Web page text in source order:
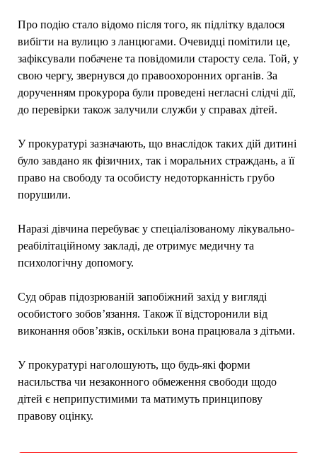
Про подію стало відомо після того, як підлітку вдалося
вибігти на вулицю з ланцюгами. Очевидці помітили це,
зафіксували побачене та повідомили старосту села. Той, у
свою чергу, звернувся до правоохоронних органів. За
дорученням прокурора були проведені негласні слідчі дії,
до перевірки також залучили служби у справах дітей.
У прокуратурі зазначають, що внаслідок таких дій дитині
було завдано як фізичних, так і моральних страждань, а її
право на свободу та особисту недоторканність грубо
порушили.
Наразі дівчина перебуває у спеціалізованому лікувально-
реабілітаційному закладі, де отримує медичну та
психологічну допомогу.
Суд обрав підозрюваній запобіжний захід у вигляді
особистого зобов’язання. Також її відсторонили від
виконання обов’язків, оскільки вона працювала з дітьми.
У прокуратурі наголошують, що будь-які форми
насильства чи незаконного обмеження свободи щодо
дітей є неприпустимими та матимуть принципову
правову оцінку.